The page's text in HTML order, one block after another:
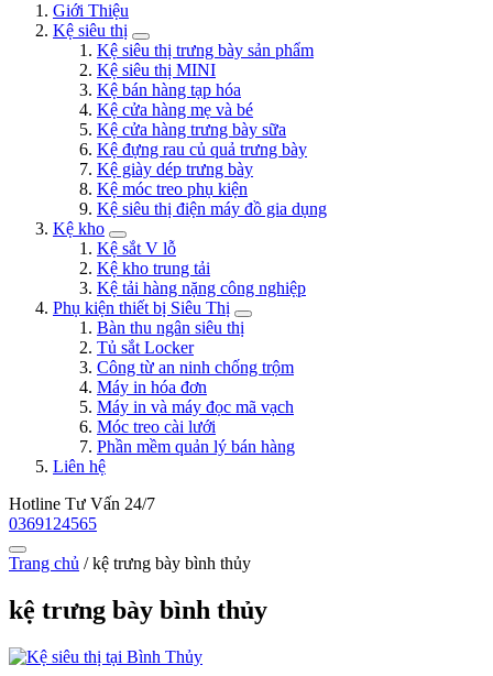
Giới Thiệu
Kệ siêu thị
Kệ siêu thị trưng bày sản phẩm
Kệ siêu thị MINI
Kệ bán hàng tạp hóa
Kệ cửa hàng mẹ và bé
Kệ cửa hàng trưng bày sữa
Kệ đựng rau củ quả trưng bày
Kệ giày dép trưng bày
Kệ móc treo phụ kiện
Kệ siêu thị điện máy đồ gia dụng
Kệ kho
Kệ sắt V lỗ
Kệ kho trung tải
Kệ tải hàng nặng công nghiệp
Phụ kiện thiết bị Siêu Thị
Bàn thu ngân siêu thị
Tủ sắt Locker
Công từ an ninh chống trộm
Máy in hóa đơn
Máy in và máy đọc mã vạch
Móc treo cài lưới
Phần mềm quản lý bán hàng
Liên hệ
Hotline Tư Vấn 24/7
0369124565
Trang chủ /kệ trưng bày bình thủy
kệ trưng bày bình thủy